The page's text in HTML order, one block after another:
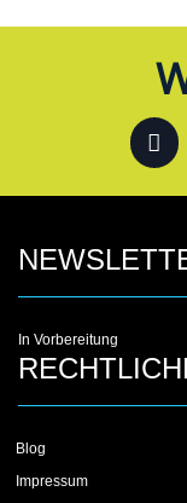
In Vorbereitung
Blog
Impressum